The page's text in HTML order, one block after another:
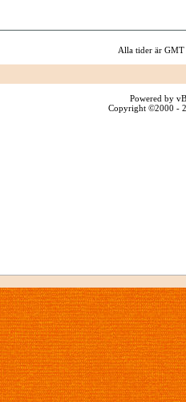
Alla tider är
Powered by
Copyright ©2000 -